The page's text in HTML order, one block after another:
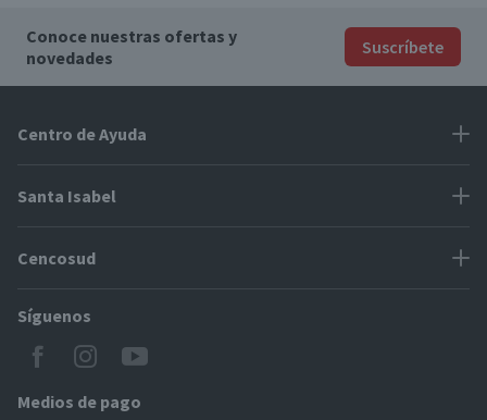
Conoce nuestras ofertas y
novedades
Suscríbete
Centro de Ayuda
Problemas con tu pedido
Cómo modificar mis datos
Modos de entrega y cobertura
Locales Santa Isabel
Santa Isabel
Proveedores
CyberDay
BlackFriday
Cencosud
Paris
Jumbo
Easy
Síguenos
Medios de pago